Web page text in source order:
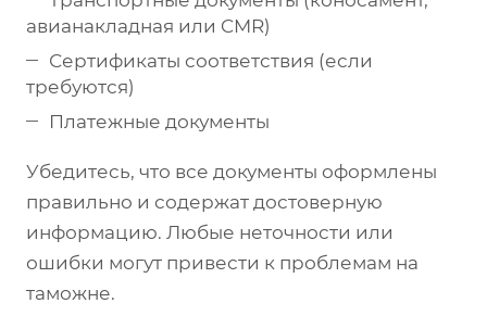
авианакладная или CMR)
Сертификаты соответствия (если
требуются)
Платежные документы
Убедитесь, что все документы оформлены
правильно и содержат достоверную
информацию. Любые неточности или
ошибки могут привести к проблемам на
таможне.